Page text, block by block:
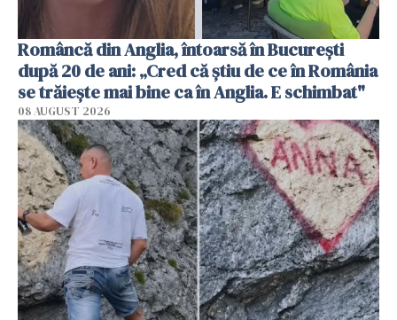
Româncă din Anglia, întoarsă în București
după 20 de ani: „Cred că știu de ce în România
se trăiește mai bine ca în Anglia. E schimbat"
08 AUGUST 2026